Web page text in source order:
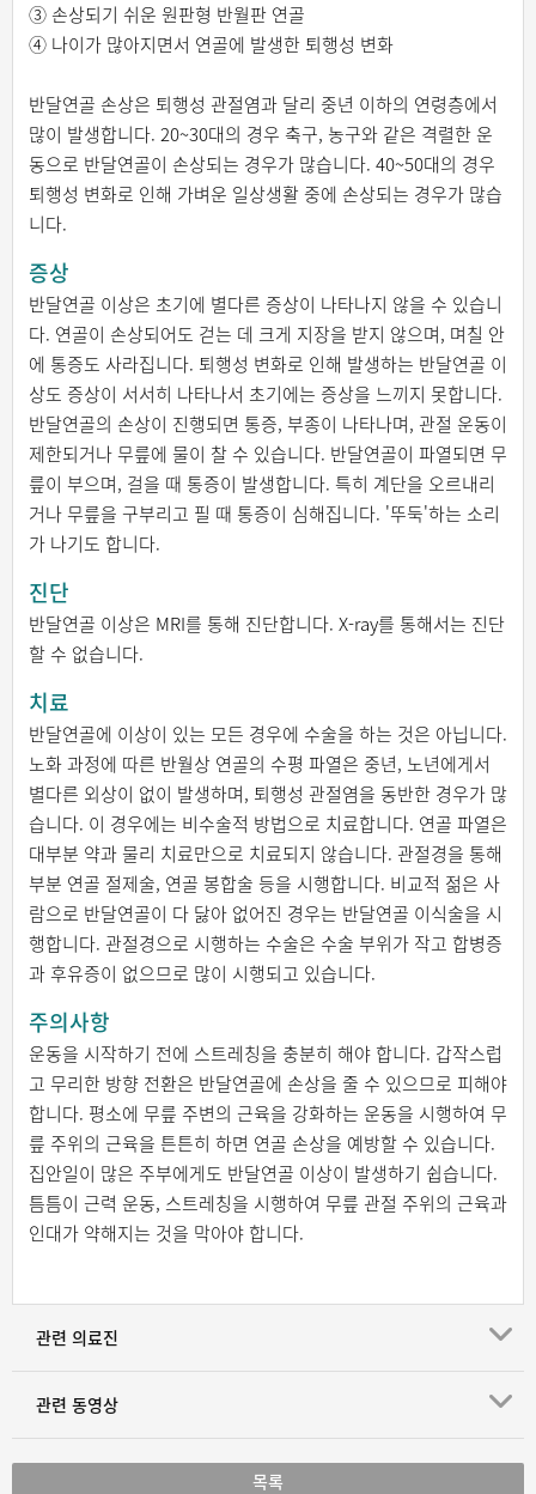
③ 손상되기 쉬운 원판형 반월판 연골
④ 나이가 많아지면서 연골에 발생한 퇴행성 변화
반달연골 손상은 퇴행성 관절염과 달리 중년 이하의 연령층에서
많이 발생합니다. 20~30대의 경우 축구, 농구와 같은 격렬한 운
동으로 반달연골이 손상되는 경우가 많습니다. 40~50대의 경우
퇴행성 변화로 인해 가벼운 일상생활 중에 손상되는 경우가 많습
니다.
증상
반달연골 이상은 초기에 별다른 증상이 나타나지 않을 수 있습니
다. 연골이 손상되어도 걷는 데 크게 지장을 받지 않으며, 며칠 안
에 통증도 사라집니다. 퇴행성 변화로 인해 발생하는 반달연골 이
상도 증상이 서서히 나타나서 초기에는 증상을 느끼지 못합니다.
반달연골의 손상이 진행되면 통증, 부종이 나타나며, 관절 운동이
제한되거나 무릎에 물이 찰 수 있습니다. 반달연골이 파열되면 무
릎이 부으며, 걸을 때 통증이 발생합니다. 특히 계단을 오르내리
거나 무릎을 구부리고 필 때 통증이 심해집니다. '뚜둑'하는 소리
가 나기도 합니다.
진단
반달연골 이상은 MRI를 통해 진단합니다. X-ray를 통해서는 진단
할 수 없습니다.
치료
반달연골에 이상이 있는 모든 경우에 수술을 하는 것은 아닙니다.
노화 과정에 따른 반월상 연골의 수평 파열은 중년, 노년에게서
별다른 외상이 없이 발생하며, 퇴행성 관절염을 동반한 경우가 많
습니다. 이 경우에는 비수술적 방법으로 치료합니다. 연골 파열은
대부분 약과 물리 치료만으로 치료되지 않습니다. 관절경을 통해
부분 연골 절제술, 연골 봉합술 등을 시행합니다. 비교적 젊은 사
람으로 반달연골이 다 닳아 없어진 경우는 반달연골 이식술을 시
행합니다. 관절경으로 시행하는 수술은 수술 부위가 작고 합병증
과 후유증이 없으므로 많이 시행되고 있습니다.
주의사항
운동을 시작하기 전에 스트레칭을 충분히 해야 합니다. 갑작스럽
고 무리한 방향 전환은 반달연골에 손상을 줄 수 있으므로 피해야
합니다. 평소에 무릎 주변의 근육을 강화하는 운동을 시행하여 무
릎 주위의 근육을 튼튼히 하면 연골 손상을 예방할 수 있습니다.
집안일이 많은 주부에게도 반달연골 이상이 발생하기 쉽습니다.
틈틈이 근력 운동, 스트레칭을 시행하여 무릎 관절 주위의 근육과
인대가 약해지는 것을 막아야 합니다.
관련 의료진
관련 동영상
목록